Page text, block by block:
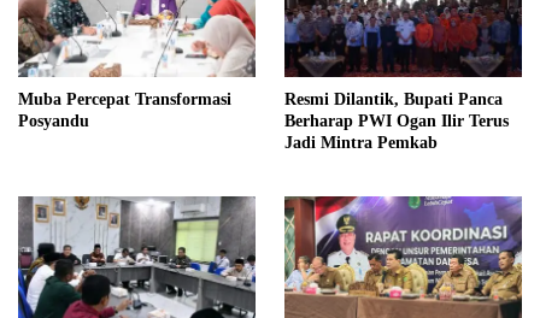
Muba Percepat Transformasi
Posyandu
Resmi Dilantik, Bupati Panca
Berharap PWI Ogan Ilir Terus
Jadi Mintra Pemkab